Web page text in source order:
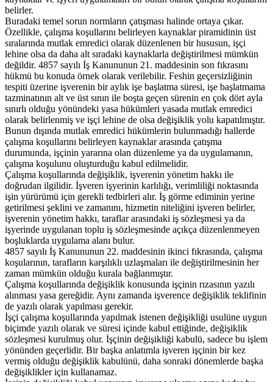
belirler.
Buradaki temel sorun normların çatışması halinde ortaya çıkar.
Özellikle, çalışma koşullarını belirleyen kaynaklar piramidinin üst
sıralarında mutlak emredici olarak düzenlenen bir hususun, işçi
lehine olsa da daha alt sıradaki kaynaklarla değiştirilmesi mümkün
değildir. 4857 sayılı İş Kanununun 21. maddesinin son fıkrasını
hükmü bu konuda örnek olarak verilebilir. Feshin geçersizliğinin
tespiti üzerine işverenin bir aylık işe başlatma süresi, işe başlatmama
tazminatının alt ve üst sının ile boşta geçen sürenin en çok dört ayla
sınırlı olduğu yönündeki yasa hükümleri yasada mutlak emredici
olarak belirlenmiş ve işçi lehine de olsa değişiklik yolu kapatılmıştır.
Bunun dışında mutlak emredici hükümlerin bulunmadığı hallerde
çalışma koşullarını belirleyen kaynaklar arasında çatışma
durumunda, işçinin yararına olan düzenleme ya da uygulamanın,
çalışma koşulunu oluşturduğu kabul edilmelidir.
Çalışma koşullarında değişiklik, işverenin yönetim hakkı ile
doğrudan ilgilidir. İşveren işyerinin karlılığı, verimliliği noktasında
işin yürürümü için gerekli tedbirleri alır. İş görme ediminin yerine
getirilmesi şeklini ve zamanını, hizmetin niteliğini işveren belirler,
işverenin yönetim hakkı, taraflar arasındaki iş sözleşmesi ya da
işyerinde uygulanan toplu iş sözleşmesinde açıkça düzenlenmeyen
boşluklarda uygulama alanı bulur.
4857 sayılı İş Kanununun 22. maddesinin ikinci fıkrasında, çalışma
koşularının, tarafların karşılıklı uzlaşmaları ile değiştirilmesinin her
zaman mümkün olduğu kurala bağlanmıştır.
Çalışma koşullarında değişiklik konusunda işçinin rızasının yazılı
alınması yasa gereğidir. Aynı zamanda işverence değişiklik teklifinin
de yazılı olarak yapılması gerekir.
İşçi çalışma koşullarında yapılmak istenen değişikliği usulüne uygun
biçimde yazılı olarak ve süresi içinde kabul ettiğinde, değişiklik
sözleşmesi kurulmuş olur. İşçinin değişikliği kabulü, sadece bu işlem
yönünden geçerlidir. Bir başka anlatımla işveren işçinin bir kez
vermiş olduğu değişiklik kabulünü, daha sonraki dönemlerde başka
değişiklikler için kullanamaz.